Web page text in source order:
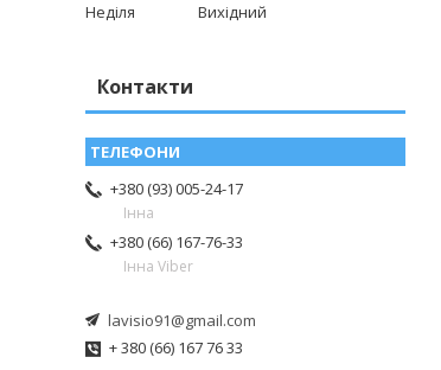
Неділя
Вихідний
Контакти
+380 (93) 005-24-17
Інна
+380 (66) 167-76-33
Інна Viber
lavisio91@gmail.com
+ 380 (66) 167 76 33